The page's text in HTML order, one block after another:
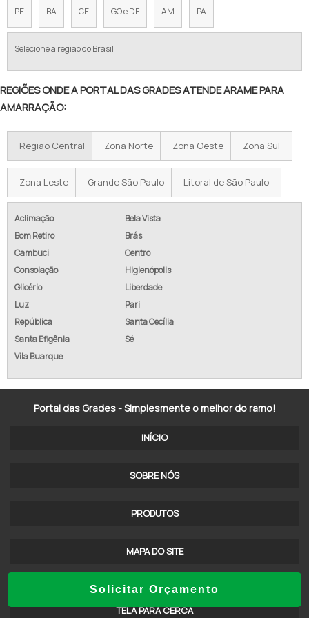
Solicitar Orçamento
TELA DE ARAME GALVANIZADO PREÇO
VALOR DE TELA DE ALAMBRADO
ALAMBRADO PREÇO M2
TELA GALVANIZADA PREÇO POR METRO
ALAMBRADO PREÇO M2 INSTALADO
ALAMBRADO COM CONCERTINA
ALAMBRADO GALVANIZADO PREÇO
TELA ALAMBRADO REVESTIDA PVC
ALAMBRADO EM GOIÂNIA
ALAMBRADO SOROCABA SOROCABA - SP
ALAMBRADO DE AÇO GALVANIZADO
TELA ALAMBRADO EM SP
PE BA CE GO e DF AM PA
Selecione a região do Brasil
REGIÕES ONDE A PORTAL DAS GRADES ATENDE ARAME PARA
AMARRAÇÃO:
Região Central Zona Norte Zona Oeste Zona Sul
Zona Leste Grande São Paulo Litoral de São Paulo
Aclimação
Bela Vista
Bom Retiro
Brás
Cambuci
Centro
Consolação
Higienópolis
Glicério
Liberdade
Luz
Pari
República
Santa Cecília
Santa Efigênia
Sé
Vila Buarque
Portal das Grades - Simplesmente o melhor do ramo!
INÍCIO
SOBRE NÓS
PRODUTOS
MAPA DO SITE
Mais Cotados
TELA PARA CERCA